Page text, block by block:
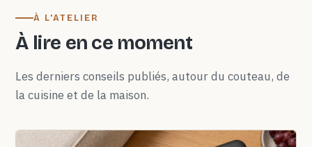
À L'ATELIER
À lire en ce moment
Les derniers conseils publiés, autour du couteau, de
la cuisine et de la maison.